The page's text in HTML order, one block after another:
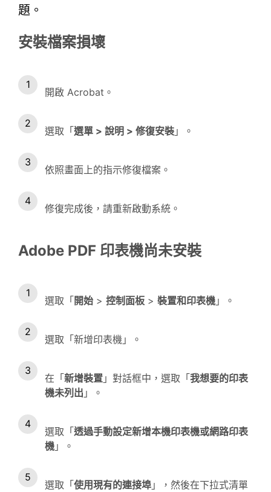
題。
安裝檔案損壞
開啟 Acrobat。
選取「選單 > 說明 > 修復安裝 」。
依照畫面上的指示修復檔案。
修復完成後，請重新啟動系統。
Adobe PDF 印表機尚未安裝
選取「開始 > 控制面板 > 裝置和印表機 」。
選取「新增印表機」。
在「新增裝置 」對話框中，選取「我想要的印表
機未列出 」。
選取「透過手動設定新增本機印表機或網路印表
機 」。
選取「使用現有的連接埠 」，然後在下拉式清單